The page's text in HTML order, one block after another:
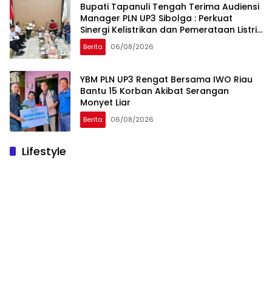
Bupati Tapanuli Tengah Terima Audiensi
Manager PLN UP3 Sibolga : Perkuat
Sinergi Kelistrikan dan Pemerataan Listrik
Desa
Berita 06/08/2026
YBM PLN UP3 Rengat Bersama IWO Riau
Bantu 15 Korban Akibat Serangan
Monyet Liar
Berita 06/08/2026
Lifestyle